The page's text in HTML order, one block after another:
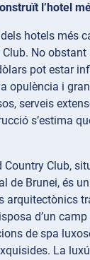
l’hotel
hotels més
No
pot estar
opulència i
serveis
s’estima
Country Club,
de Brunei, és
arquitectònics
d’un
de spa
La